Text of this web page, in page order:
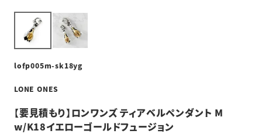
lofp005m-sk18yg
LONE ONES
【要見積もり】ロンワンズ ティアベルペンダント M
w/K18イエローゴールドフュージョン